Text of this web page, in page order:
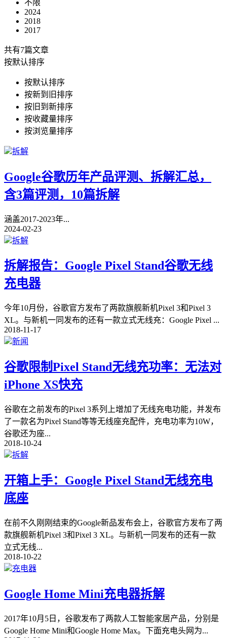
不限
2024
2018
2017
共有7篇文章
按默认排序
按默认排序
按新到旧排序
按旧到新排序
按收藏量排序
按浏览量排序
拆解
Google谷歌历年产品评测、拆解汇总，
含3篇评测，10篇拆解
涵盖2017-2023年...
2024-02-23
拆解
拆解报告：Google Pixel Stand谷歌无线
充电器
今年10月份，谷歌官方发布了两款旗舰新机Pixel 3和Pixel 3
XL。与新机一同发布的还有一款立式无线充：Google Pixel ...
2018-11-17
新闻
谷歌限制Pixel Stand无线充功率：无法对
iPhone XS快充
谷歌在之前发布的Pixel 3系列上增加了无线充电功能，并发布
了一款名为Pixel Stand等等无线座充配件，充电功率为10W，
谷歌还为座...
2018-10-24
拆解
开箱上手：Google Pixel Stand无线充电
底座
在前不久刚刚结束的Google新品发布会上，谷歌官方发布了两
款旗舰新机Pixel 3和Pixel 3 XL。与新机一同发布的还有一款
立式无线...
2018-10-22
充电器
Google Home Mini充电器拆解
2017年10月5日，谷歌发布了两款人工智能家居产品，分别是
Google Home Mini和Google Home Max。下面充电头网为...